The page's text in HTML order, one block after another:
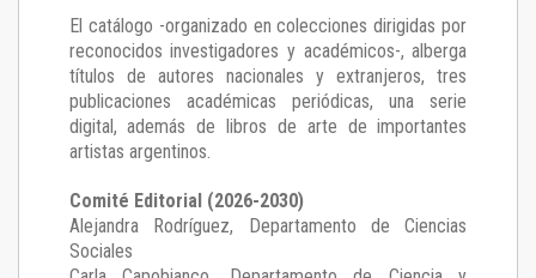
El catálogo -organizado en colecciones dirigidas por
reconocidos investigadores y académicos-, alberga
títulos de autores nacionales y extranjeros, tres
publicaciones académicas periódicas, una serie
digital, además de libros de arte de importantes
artistas argentinos.
Comité Editorial (2026-2030)
Alejandra Rodríguez, Departamento de Ciencias
Sociales